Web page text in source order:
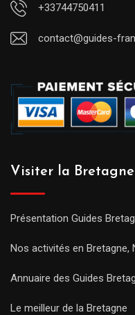
+33744750411
contact@guides-
Visiter la
Présentation Guides
Nos activités en Bretagne,
Annuaire des Guides
Le meilleur de la Bretagne